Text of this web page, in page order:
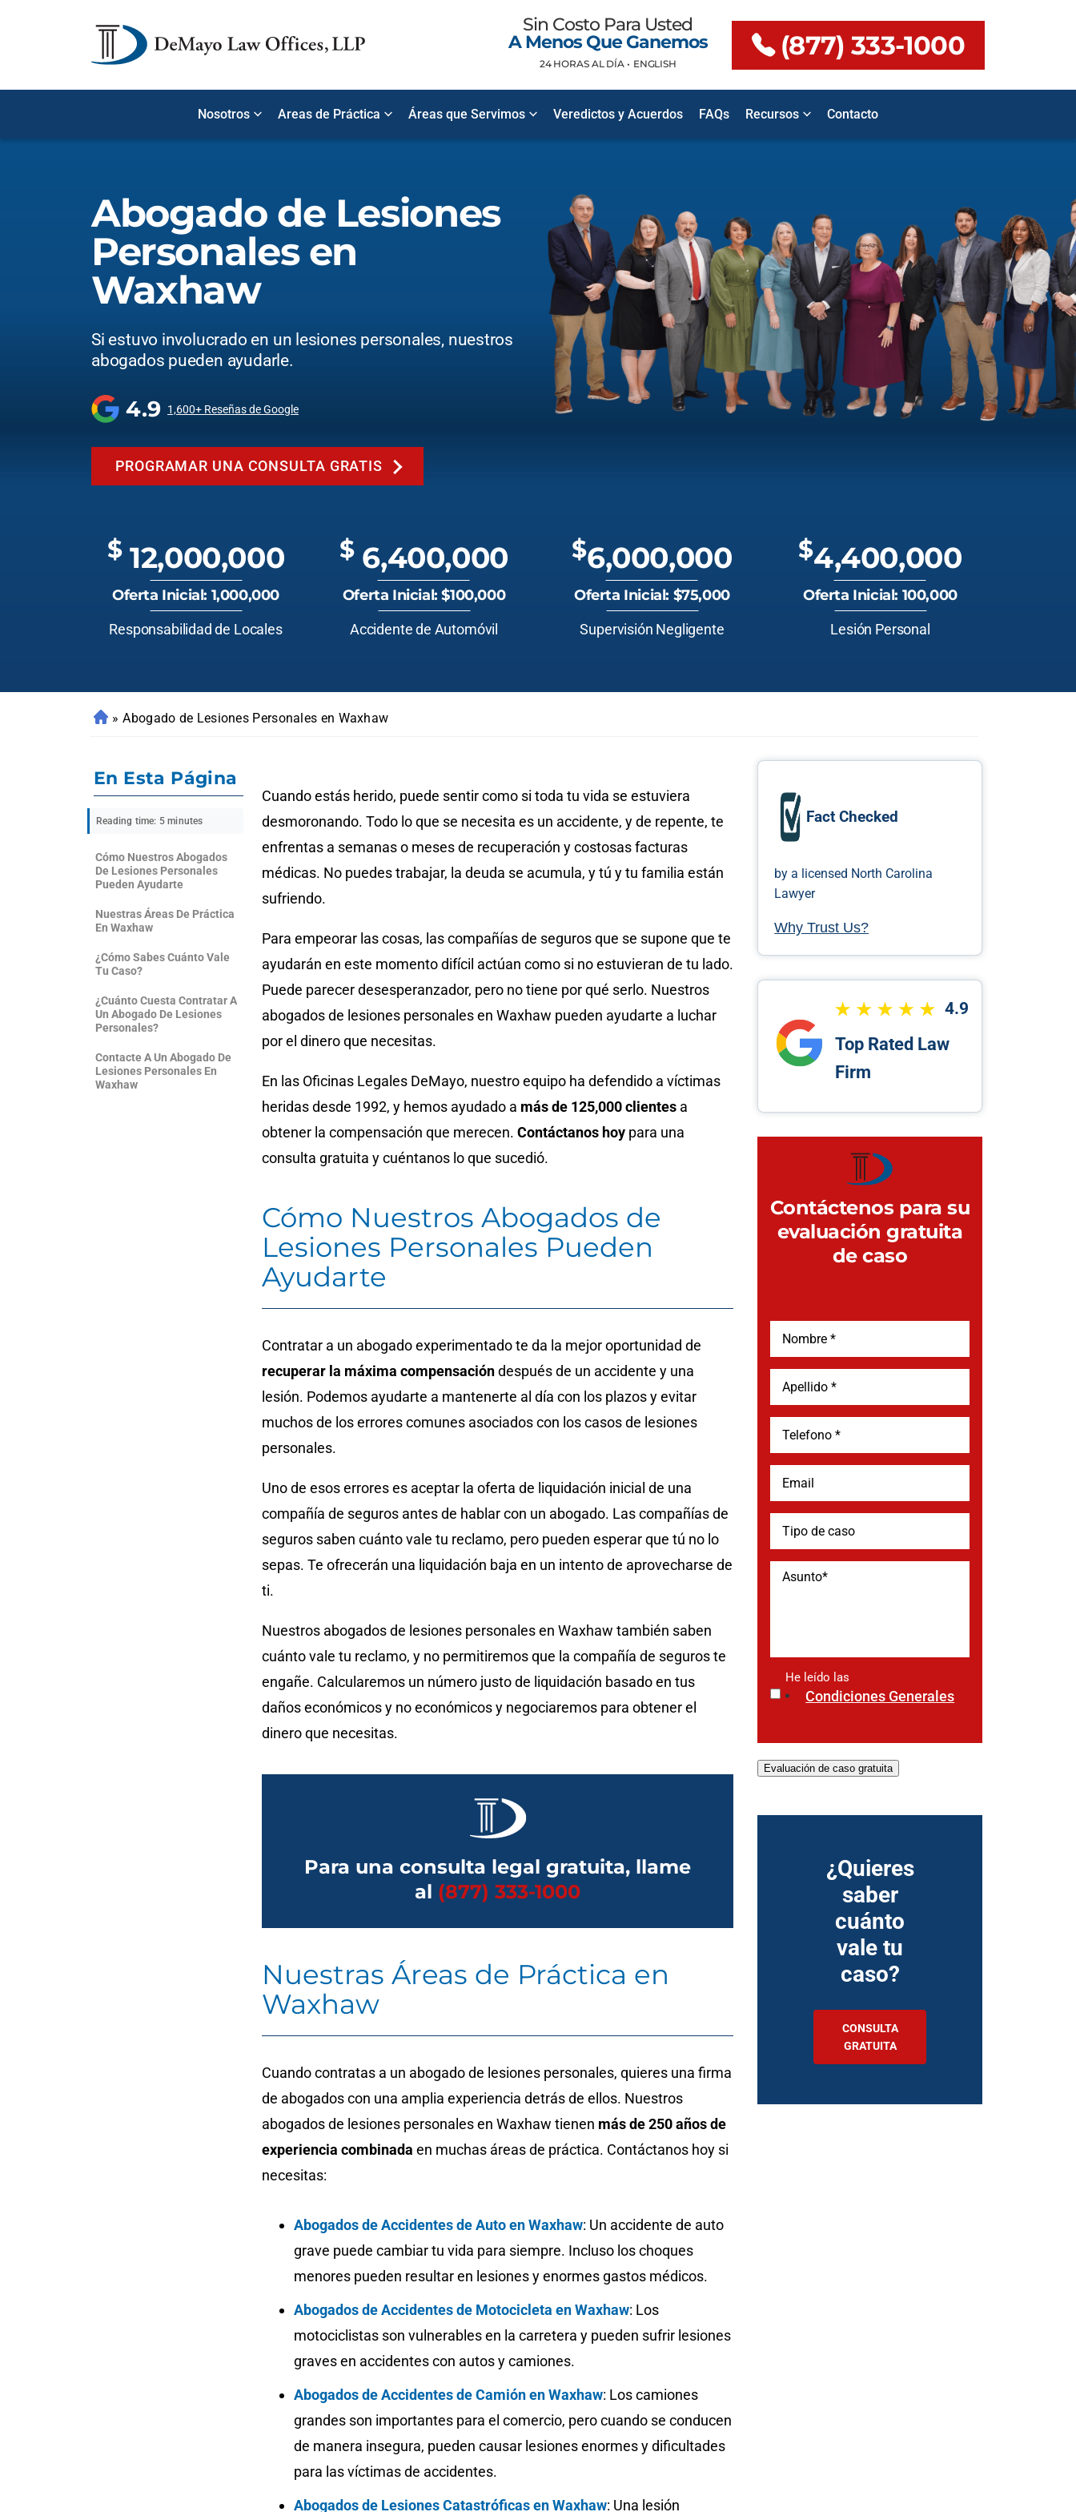
Sin Costo Para Usted
A Menos Que Ganemos
24 HORAS AL DÍA • ENGLISH
(877) 333-1000
Nosotros Areas de Práctica Áreas que Servimos Veredictos y Acuerdos FAQs Recursos Contacto
Abogado de Lesiones
Personales en
Waxhaw
Si estuvo involucrado en un lesiones personales, nuestros
abogados pueden ayudarle.
4.9 1,600+ Reseñas de Google
PROGRAMAR UNA CONSULTA GRATIS
$12,000,000
Oferta Inicial: 1,000,000
Responsabilidad de Locales
$6,400,000
Oferta Inicial: $100,000
Accidente de Automóvil
$6,000,000
Oferta Inicial: $75,000
Supervisión Negligente
$4,400,000
Oferta Inicial: 100,000
Lesión Personal
» Abogado de Lesiones Personales en Waxhaw
En Esta Página
Reading time: 5 minutes
Cómo Nuestros Abogados
De Lesiones Personales
Pueden Ayudarte
Nuestras Áreas De Práctica
En Waxhaw
¿Cómo Sabes Cuánto Vale
Tu Caso?
¿Cuánto Cuesta Contratar A
Un Abogado De Lesiones
Personales?
Contacte A Un Abogado De
Lesiones Personales En
Waxhaw
Cuando estás herido, puede sentir como si toda tu vida se estuviera
desmoronando. Todo lo que se necesita es un accidente, y de repente, te
enfrentas a semanas o meses de recuperación y costosas facturas
médicas. No puedes trabajar, la deuda se acumula, y tú y tu familia están
sufriendo.
Para empeorar las cosas, las compañías de seguros que se supone que te
ayudarán en este momento difícil actúan como si no estuvieran de tu lado.
Puede parecer desesperanzador, pero no tiene por qué serlo. Nuestros
abogados de lesiones personales en Waxhaw pueden ayudarte a luchar
por el dinero que necesitas.
En las Oficinas Legales DeMayo, nuestro equipo ha defendido a víctimas
heridas desde 1992, y hemos ayudado a más de 125,000 clientes a
obtener la compensación que merecen. Contáctanos hoy para una
consulta gratuita y cuéntanos lo que sucedió.
Cómo Nuestros Abogados de
Lesiones Personales Pueden
Ayudarte
Contratar a un abogado experimentado te da la mejor oportunidad de
recuperar la máxima compensacióndespués de un accidente y una
lesión. Podemos ayudarte a mantenerte al día con los plazos y evitar
muchos de los errores comunes asociados con los casos de lesiones
personales.
Uno de esos errores es aceptar la oferta de liquidación inicial de una
compañía de seguros antes de hablar con un abogado. Las compañías de
seguros saben cuánto vale tu reclamo, pero pueden esperar que tú no lo
sepas. Te ofrecerán una liquidación baja en un intento de aprovecharse de
ti.
Nuestros abogados de lesiones personales en Waxhaw también saben
cuánto vale tu reclamo, y no permitiremos que la compañía de seguros te
engañe. Calcularemos un número justo de liquidación basado en tus
daños económicos y no económicos y negociaremos para obtener el
dinero que necesitas.
Para una consulta legal gratuita, llame
al (877) 333-1000
Nuestras Áreas de Práctica en
Waxhaw
Cuando contratas a un abogado de lesiones personales, quieres una firma
de abogados con una amplia experiencia detrás de ellos. Nuestros
abogados de lesiones personales en Waxhaw tienen más de 250 años de
experiencia combinada en muchas áreas de práctica. Contáctanos hoy si
necesitas:
Abogados de Accidentes de Auto en Waxhaw: Un accidente de auto
grave puede cambiar tu vida para siempre. Incluso los choques
menores pueden resultar en lesiones y enormes gastos médicos.
Abogados de Accidentes de Motocicleta en Waxhaw: Los
motociclistas son vulnerables en la carretera y pueden sufrir lesiones
graves en accidentes con autos y camiones.
Abogados de Accidentes de Camión en Waxhaw: Los camiones
grandes son importantes para el comercio, pero cuando se conducen
de manera insegura, pueden causar lesiones enormes y dificultades
para las víctimas de accidentes.
Abogados de Lesiones Catastróficas en Waxhaw: Una lesión
Fact Checked
by a licensed North Carolina
Lawyer
Why Trust Us?
4.9
Top Rated Law
Firm
Contáctenos para su
evaluación gratuita
de caso
He leído las
Condiciones Generales
Evaluación de caso gratuita
¿Quieres
saber
cuánto
vale tu
caso?
CONSULTA
GRATUITA